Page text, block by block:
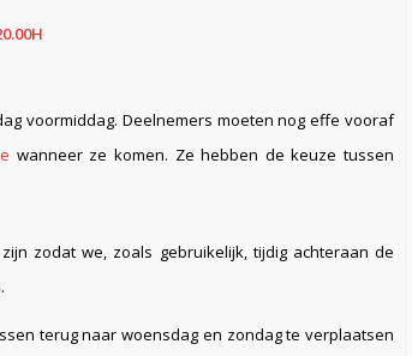
voormiddag. Deelnemers moeten nog effe vooraf
wanneer ze komen. Ze hebben de keuze tussen
zodat we, zoals gebruikelijk, tijdig achteraan de
terug naar woensdag en zondag te verplaatsen